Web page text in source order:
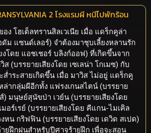
2 โรงแรมผี หนีไปพักร้อน
ง โฮเต็ลทรานสิลเวเนีย เมื่อ แดร็กคูล่า
ดัม แซนด์เลอร์) จำต้องมาชุบเลี้ยงหลานรัก
งโดย แอชเชอร์ บลิงก์ออฟ) ที่เกิดขึ้นจาก
ส (บรรยายเสียงโดย เซเลน่า โกเมซ) กับ
ำระสายเกิดขึ้น เมื่อ มาวิส ไม่อยู่ แดร็กคู
ล่ากลุ่มผีอีกทั้ง แฟรงเกนสไตน์ (บรรยาย
) มนุษย์สุนัขป่า เวย์น (บรรยายเสียงโดย
อร์เรย์ (บรรยายเสียงโดย คีแกน-ไมเคิล
หน กริฟฟิน (บรรยายเสียงโดย เดวิด สเปด)
ยฝึกฝนสำหรับปีศาจร้ายฝึก เพื่อจะสอน